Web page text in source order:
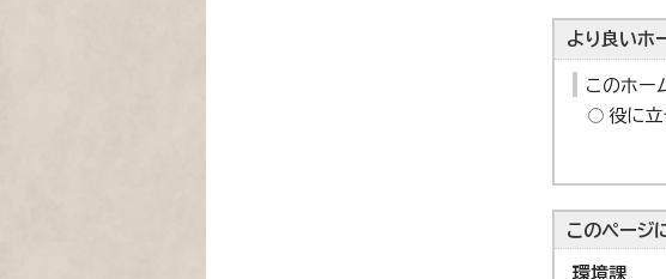
より良いホ
このホー
役に立
このページ
環境課